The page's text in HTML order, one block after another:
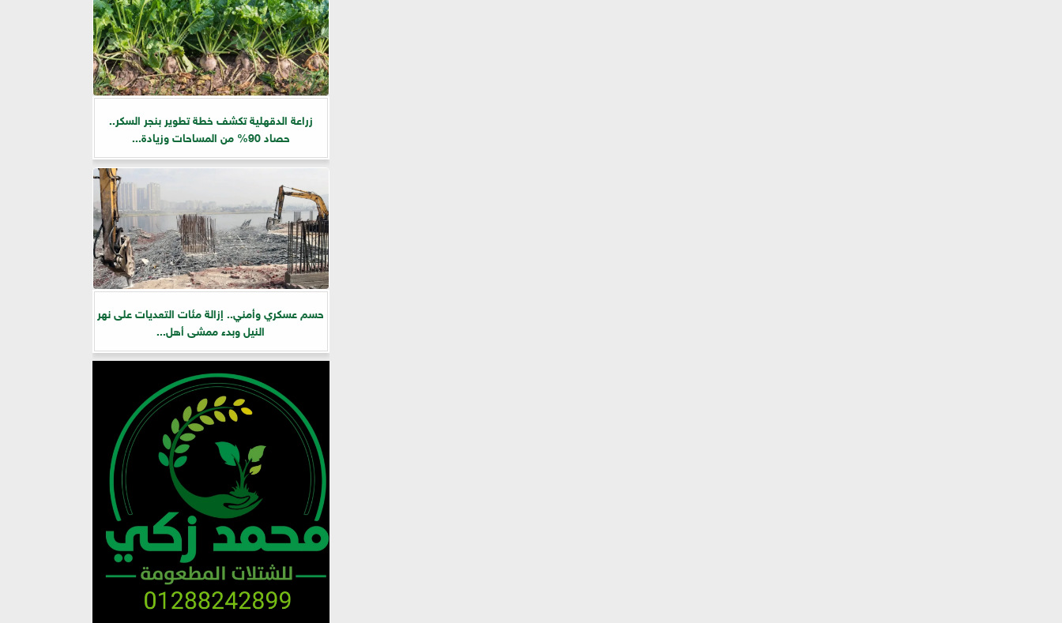
زراعة الدقهلية تكشف خطة تطوير بنجر السكر..
حصاد 90% من المساحات وزيادة...
حسم عسكري وأمني.. إزالة مئات التعديات على نهر
النيل وبدء ممشى أهل...